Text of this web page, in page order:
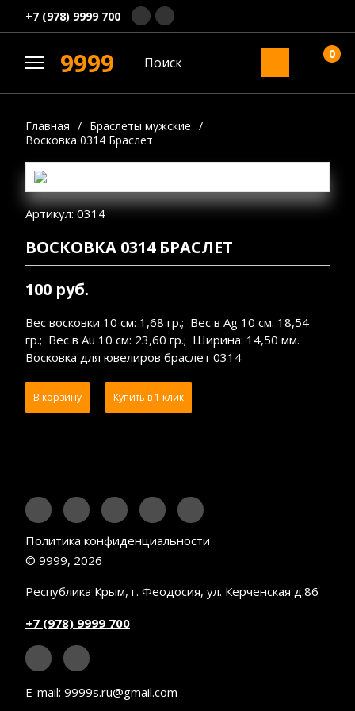
+7 (978) 9999 700
9999 0
Главная / Браслеты мужские /
Восковка 0314 Браслет
Артикул: 0314
ВОСКОВКА 0314 БРАСЛЕТ
100 руб.
Вес восковки 10 см: 1,68 гр.; Вес в Ag 10 см: 18,54
гр.; Вес в Au 10 см: 23,60 гр.; Ширина: 14,50 мм.
Восковка для ювелиров браслет 0314
В корзину Купить в 1 клик
Политика конфиденциальности
© 9999, 2026
Республика Крым, г. Феодосия, ул. Керченская д.86
+7 (978) 9999 700
E-mail: 9999s.ru@gmail.com